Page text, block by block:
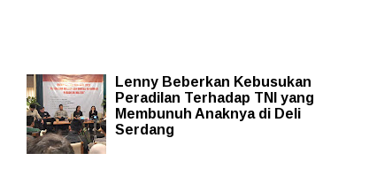
Lenny Beberkan Kebusukan
Peradilan Terhadap TNI yang
Membunuh Anaknya di Deli
Serdang